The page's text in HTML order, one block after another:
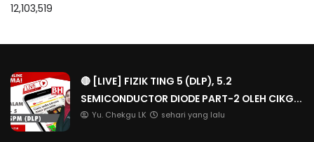
12,103,519
🔴 [LIVE] FIZIK TING 5 (DLP), 5.2
SEMICONDUCTOR DIODE PART-2 OLEH CIKG...
Yu. Chekgu LK sehari yang lalu